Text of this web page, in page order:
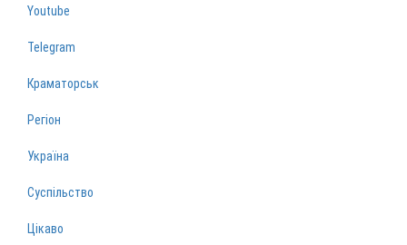
Youtube
Telegram
Краматорськ
Регіон
Україна
Суспільство
Цікаво